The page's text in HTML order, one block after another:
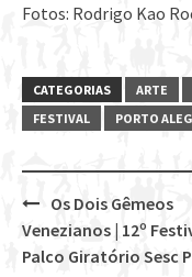
Fotos: Rodrigo Kao
CATEGORIAS ARTE
FESTIVAL
PORTO
Post
navigation
Os Dois Gêmeos
Venezianos | 12º
Palco Giratório Sesc